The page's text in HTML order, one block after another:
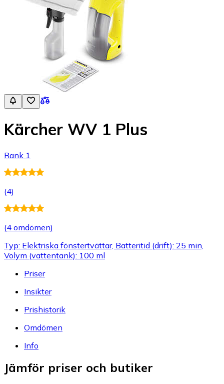
Kärcher WV 1 Plus
Rank 1
(4)
(4 omdömen)
Typ: Elektriska fönstertvättar, Batteritid (drift): 25 min,
Volym (vattentank): 100 ml
Priser
Insikter
Prishistorik
Omdömen
Info
Jämför priser och butiker